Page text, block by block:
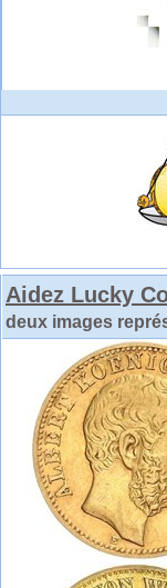
Aidez Lucky
deux images